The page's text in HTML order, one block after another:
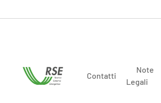
Contatti
Note
Legali